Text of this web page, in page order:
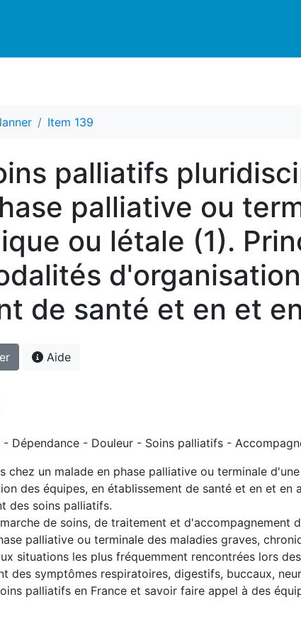
Item 139
palliatifs
palliative ou
ou létale (1).
de santé et en et
Aide
Dépendance - Douleur - Soins palliatifs -
chez un malade en phase palliative ou terminale
des équipes, en établissement de santé et en et en
des soins palliatifs.
de soins, de traitement et
palliative ou terminale des maladies graves,
situations les plus fréquemment rencontrées lors
des symptômes respiratoires, digestifs, buccaux,
palliatifs en France et savoir faire appel à des